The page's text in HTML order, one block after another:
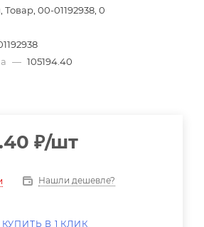
Товар, 00-01192938, 0
— 105194.40
₽/шт
Нашли дешевле?
КУПИТЬ В 1 КЛИК